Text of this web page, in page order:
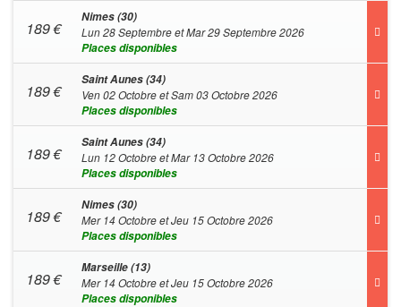
189€
Nimes (30)
Lun 28 Septembre et Mar 29 Septembre 2026
Places disponibles
189€
Saint Aunes (34)
Ven 02 Octobre et Sam 03 Octobre 2026
Places disponibles
189€
Saint Aunes (34)
Lun 12 Octobre et Mar 13 Octobre 2026
Places disponibles
189€
Nimes (30)
Mer 14 Octobre et Jeu 15 Octobre 2026
Places disponibles
189€
Marseille (13)
Mer 14 Octobre et Jeu 15 Octobre 2026
Places disponibles